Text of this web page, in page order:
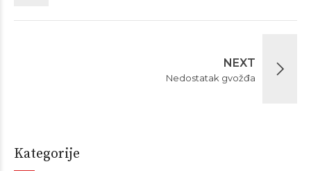
NEXT
Nedostatak gvožđa
Kategorije